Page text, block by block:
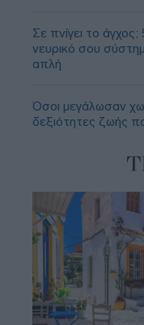
Σε πνίγει το
νευρικό σου
απλή
Όσοι μεγάλωσαν
δεξιότητες ζωής